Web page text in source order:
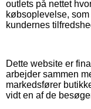
outlets på nettet
købsoplevelse,
kundernes
Dette website er
arbejder sammen
markedsfører
vidt en af de